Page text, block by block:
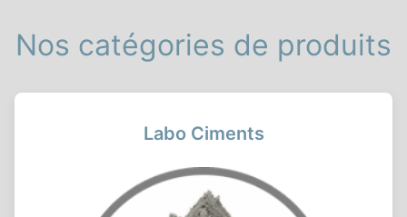
Nos catégories de produits
Labo Ciments